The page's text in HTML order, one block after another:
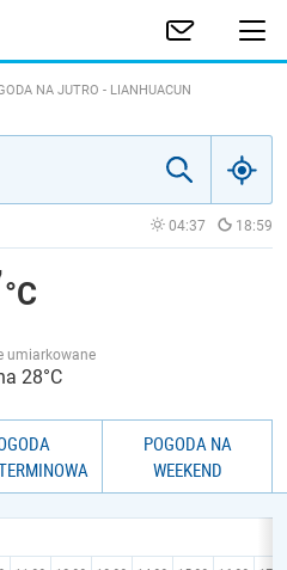
NA JUTRO - LIANHUACUN
04:37 18:59
umiarkowane
28°C
POGODA NA
WEEKEND